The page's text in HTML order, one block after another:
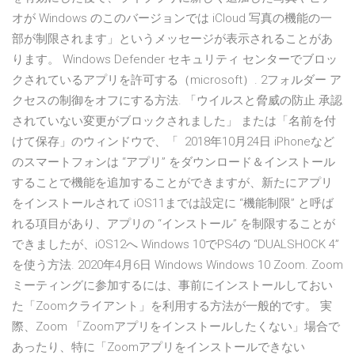
オが Windows のこのバージョンでは iCloud 写真の機能の一
部が制限されます」というメッセージが表示されることがあ
ります。 Windows Defender セキュリティ センターでブロッ
クされているアプリを許可する（microsoft）. 2フォルダー ア
クセスの制御をオフにする方法. 「ウイルスと脅威の防止 承認
されていない変更がブロックされました」 または「名前を付
けて保存」のウィンドウで、「 2018年10月24日 iPhoneなど
のスマートフォンは “アプリ” をダウンロード＆インストール
することで機能を追加することができますが、新たにアプリ
をインストールされて iOS11までは設定に “機能制限” と呼ば
れる項目があり、アプリの “インストール” を制限することが
できましたが、iOS12へ Windows 10でPS4の “DUALSHOCK 4”
を使う方法. 2020年4月6日 Windows Windows 10 Zoom. Zoom
ミーティングに参加するには、事前にインストールしておい
た「Zoomクライアント」を利用する方法が一般的です。 実
際、Zoom 「Zoomアプリをインストールしたくない」場合で
あったり、特に「Zoomアプリをインストールできない